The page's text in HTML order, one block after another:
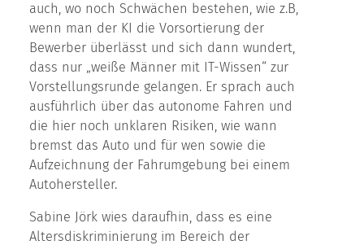
auch, wo noch Schwächen bestehen, wie z.B,
wenn man der KI die Vorsortierung der
Bewerber überlässt und sich dann wundert,
dass nur „weiße Männer mit IT-Wissen“ zur
Vorstellungsrunde gelangen. Er sprach auch
ausführlich über das autonome Fahren und
die hier noch unklaren Risiken, wie wann
bremst das Auto und für wen sowie die
Aufzeichnung der Fahrumgebung bei einem
Autohersteller.
Sabine Jörk wies daraufhin, dass es eine
Altersdiskriminierung im Bereich der